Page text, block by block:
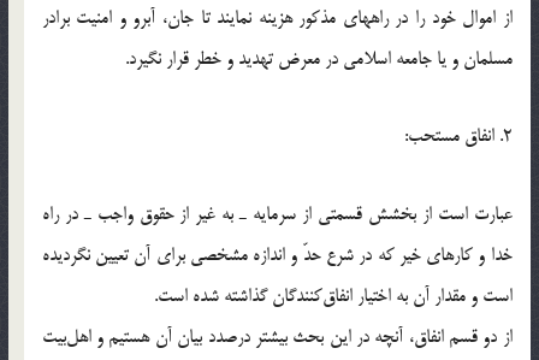
از اموال خود را در راههای مذکور هزینه نمایند تا جان، آبرو و امنیت برادر
مسلمان و یا جامعه اسلامی در معرض تهدید و خطر قرار نگیرد.
2. انفاق مستحب:
عبارت است از بخشش قسمتی از سرمایه ـ به غیر از حقوق واجب ـ در راه
خدا و کارهای خیر که در شرع حدّ و اندازه مشخصی برای آن تعیین نگردیده
است و مقدار آن به اختیار انفاق‌کنندگان گذاشته شده است.
از دو قسم انفاق، آنچه در این بحث بیشتر درصدد بیان آن هستیم و اهل‌بیت